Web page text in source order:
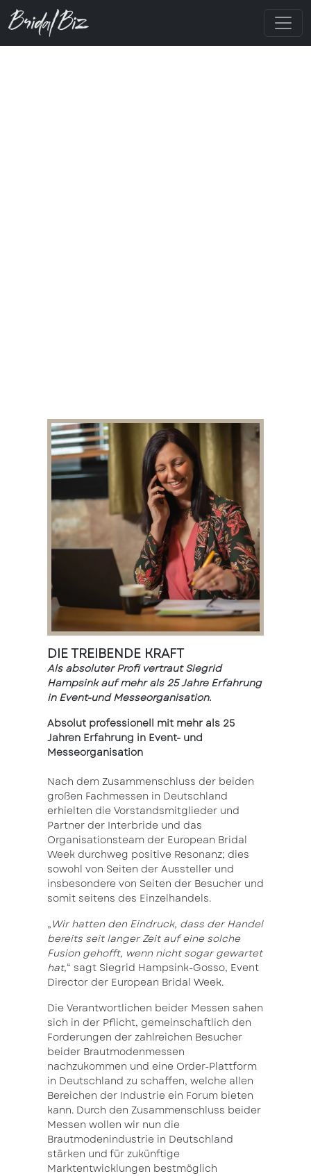
DIE TREIBENDE KRAFT
Als absoluter Profi vertraut Siegrid
Hampsink auf mehr als 25 Jahre Erfahrung
in Event-und Messeorganisation.
Absolut professionell mit mehr als 25
Jahren Erfahrung in Event- und
Messeorganisation
Nach dem Zusammenschluss der beiden
großen Fachmessen in Deutschland
erhielten die Vorstandsmitglieder und
Partner der Interbride und das
Organisationsteam der European Bridal
Week durchweg positive Resonanz; dies
sowohl von Seiten der Aussteller und
insbesondere von Seiten der Besucher und
somit seitens des Einzelhandels.
„Wir hatten den Eindruck, dass der Handel
bereits seit langer Zeit auf eine solche
Fusion gehofft, wenn nicht sogar gewartet
hat,“ sagt Siegrid Hampsink-Gosso, Event
Director der European Bridal Week.
Die Verantwortlichen beider Messen sahen
sich in der Pflicht, gemeinschaftlich den
Forderungen der zahlreichen Besucher
beider Brautmodenmessen
nachzukommen und eine Order-Plattform
in Deutschland zu schaffen, welche allen
Bereichen der Industrie ein Forum bieten
kann. Durch den Zusammenschluss beider
Messen wollen wir nun die
Brautmodenindustrie in Deutschland
stärken und für zukünftige
Marktentwicklungen bestmöglich